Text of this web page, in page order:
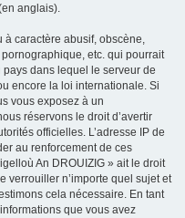
anglais).
à caractère abusif, obscène,
etc. qui pourrait
dans lequel le serveur de
encore la loi internationale. Si
vous exposez à un
réservons le droit d’avertir
officielles. L’adresse IP de
au renforcement de ces
An DROUIZIG » ait le droit
verrouiller n’importe quel sujet et
cela nécessaire. En tant
que vous avez